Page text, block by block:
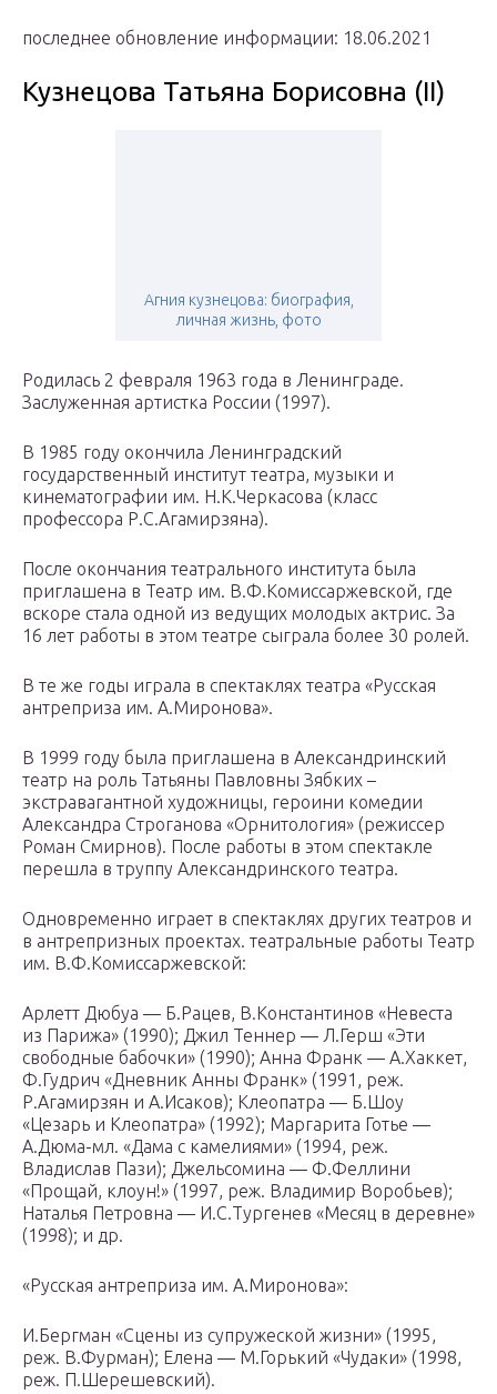
последнее обновление информации: 18.06.2021
Кузнецова Татьяна Борисовна (II)
Агния кузнецова: биография,
личная жизнь, фото
Родилась 2 февраля 1963 года в Ленинграде.
Заслуженная артистка России (1997).
В 1985 году окончила Ленинградский
государственный институт театра, музыки и
кинематографии им. Н.К.Черкасова (класс
профессора Р.С.Агамирзяна).
После окончания театрального института была
приглашена в Театр им. В.Ф.Комиссаржевской, где
вскоре стала одной из ведущих молодых актрис. За
16 лет работы в этом театре сыграла более 30 ролей.
В те же годы играла в спектаклях театра «Русская
антреприза им. А.Миронова».
В 1999 году была приглашена в Александринский
театр на роль Татьяны Павловны Зябких –
экстравагантной художницы, героини комедии
Александра Строганова «Орнитология» (режиссер
Роман Смирнов). После работы в этом спектакле
перешла в труппу Александринского театра.
Одновременно играет в спектаклях других театров и
в антрепризных проектах. театральные работы Театр
им. В.Ф.Комиссаржевской:
Арлетт Дюбуа — Б.Рацев, В.Константинов «Невеста
из Парижа» (1990); Джил Теннер — Л.Герш «Эти
свободные бабочки» (1990); Анна Франк — А.Хаккет,
Ф.Гудрич «Дневник Анны Франк» (1991, реж.
Р.Агамирзян и А.Исаков); Клеопатра — Б.Шоу
«Цезарь и Клеопатра» (1992); Маргарита Готье —
А.Дюма-мл. «Дама с камелиями» (1994, реж.
Владислав Пази); Джельсомина — Ф.Феллини
«Прощай, клоун!» (1997, реж. Владимир Воробьев);
Наталья Петровна — И.С.Тургенев «Месяц в деревне»
(1998); и др.
«Русская антреприза им. А.Миронова»:
И.Бергман «Сцены из супружеской жизни» (1995,
реж. В.Фурман); Елена — М.Горький «Чудаки» (1998,
реж. П.Шерешевский).